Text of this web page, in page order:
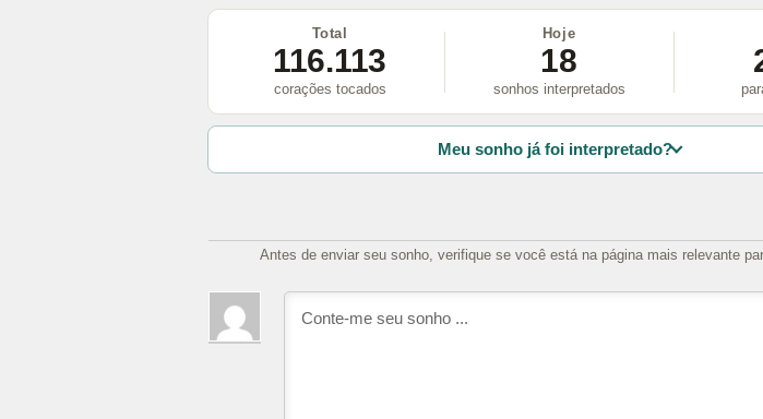
Total
116.113
corações tocados
Hoje
18
sonhos interpretados
Meu sonho já foi interpretado?
Antes de enviar seu sonho, verifique se você está na página mais relevante